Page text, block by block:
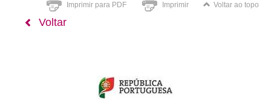
Imprimir para PDF Imprimir Voltar ao topo
Voltar